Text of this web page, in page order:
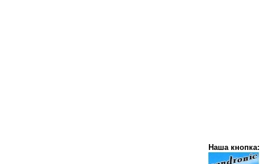
Наша кнопка: